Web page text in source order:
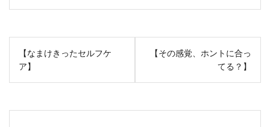
投
稿
ナ
ゲ
【なまけきったセルフケ
ア】
【その感覚、ホントに合っ
てる？】